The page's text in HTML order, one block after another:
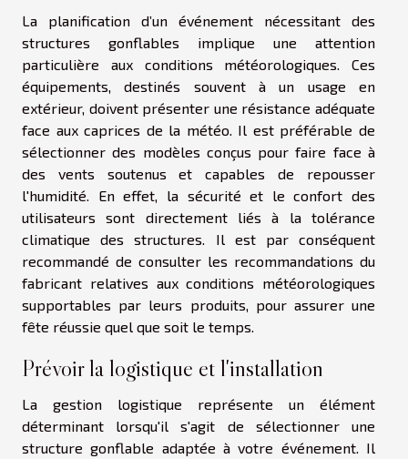
La planification d’un événement nécessitant des
structures gonflables implique une attention
particulière aux conditions météorologiques. Ces
équipements, destinés souvent à un usage en
extérieur, doivent présenter une résistance adéquate
face aux caprices de la météo. Il est préférable de
sélectionner des modèles conçus pour faire face à
des vents soutenus et capables de repousser
l'humidité. En effet, la sécurité et le confort des
utilisateurs sont directement liés à la tolérance
climatique des structures. Il est par conséquent
recommandé de consulter les recommandations du
fabricant relatives aux conditions météorologiques
supportables par leurs produits, pour assurer une
fête réussie quel que soit le temps.
Prévoir la logistique et l'installation
La gestion logistique représente un élément
déterminant lorsqu'il s'agit de sélectionner une
structure gonflable adaptée à votre événement. Il